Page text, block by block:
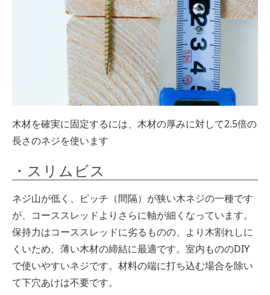
木材を確実に固定するには、木材の厚みに対して2.5倍の
長さのネジを使います
・スリムビス
ネジ山が低く、ピッチ（間隔）が狭い木ネジの一種です
が、コーススレッドよりさらに軸が細くなっています。
保持力はコーススレッドに劣るものの、より木割れしに
くいため、薄い木材の締結に最適です。室内もののDIY
で使いやすいネジです。材料の端に打ち込む場合を除い
て下穴あけは不要です。